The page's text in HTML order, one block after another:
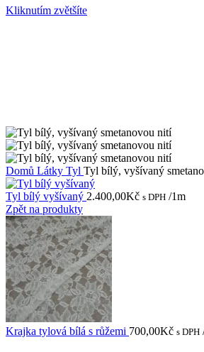
Kliknutím zvětšíte
Domů Látky Tyl Tyl bílý, vyšívaný
Tyl bílý vyšívaný 2.400,00Kč s DPH /1m
Zpět na produkty
Krajka tylová bílá s růžemi 700,00Kč s DPH